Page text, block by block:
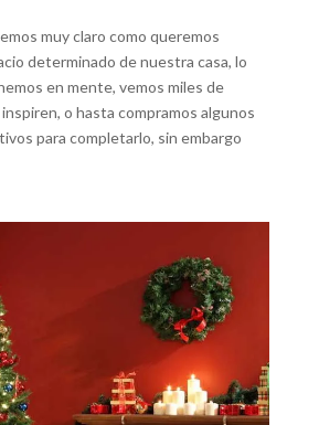
muy claro como queremos
determinado de nuestra casa, lo
en mente, vemos miles de
o hasta compramos algunos
para completarlo, sin embargo